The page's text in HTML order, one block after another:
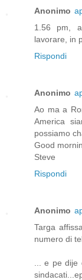
Anonimo
1.56 pm,
lavorare, in
Rispondi
Anonimo
Ao ma a
America
possiamo
Good
Steve
Rispondi
Anonimo
Targa
numero di
... e pe